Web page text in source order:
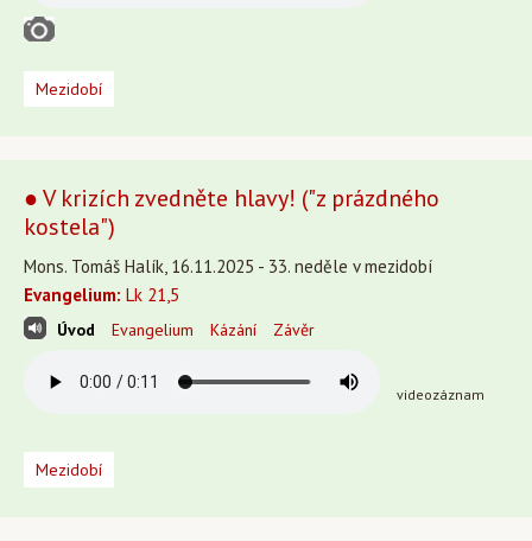
Mezidobí
● V krizích zvedněte hlavy! ("z prázdného
kostela")
Mons. Tomáš Halík, 16.11.2025 - 33. neděle v mezidobí
Evangelium: Lk 21,5
Úvod Evangelium Kázání Závěr
videozáznam
Mezidobí